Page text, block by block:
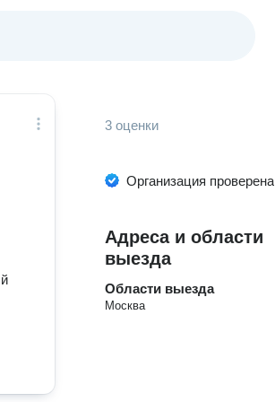
3 оценки
Организация проверена
Адреса и области
выезда
Области выезда
Москва